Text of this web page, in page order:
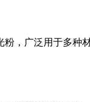
，广泛用于多种